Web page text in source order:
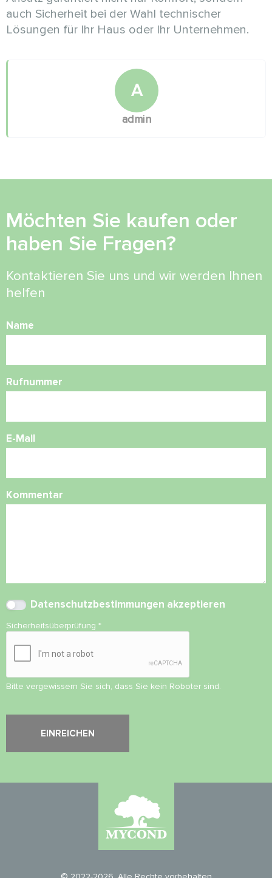
auch Sicherheit bei der Wahl technischer
Lösungen für Ihr Haus oder Ihr Unternehmen.
A
admin
Möchten Sie kaufen oder
haben Sie Fragen?
Kontaktieren Sie uns und wir werden Ihnen
helfen
Name
Rufnummer
E-Mail
Kommentar
Datenschutzbestimmungen akzeptieren
Sicherheitsüberprüfung *
Bitte vergewissern Sie sich, dass Sie kein Roboter sind.